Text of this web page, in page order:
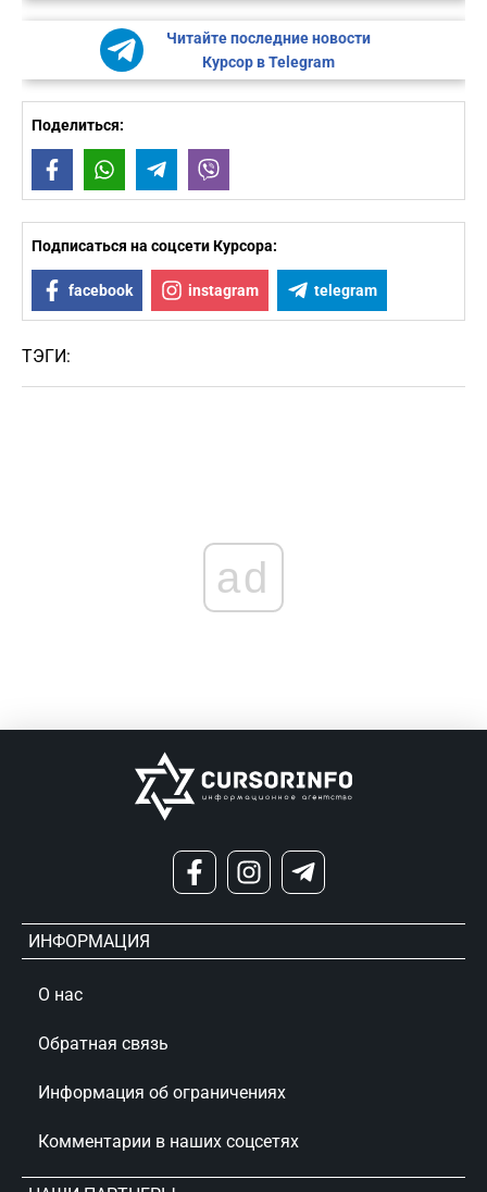
Читайте последние новости
Курсор в Telegram
Поделиться:
FacebookWhatsAppTelegram
Подписаться на соцсети Курсора:
facebook instagram telegram
ТЭГИ:
ad
ИНФОРМАЦИЯ
О нас
Обратная связь
Информация об ограничениях
Комментарии в наших соцсетях